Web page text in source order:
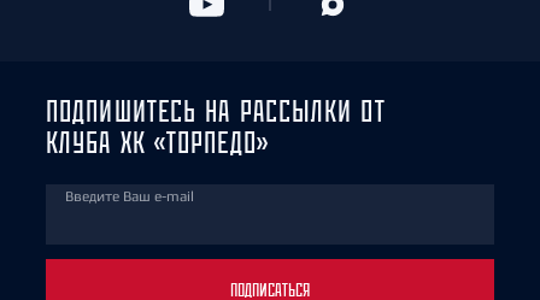
ПОДПИШИТЕСЬ НА РАССЫЛКИ ОТ
КЛУБА ХК «ТОРПЕДО»
Введите Ваш e-mail
ПОДПИСАТЬСЯ